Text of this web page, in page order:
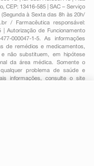
CEP: 13416-585 | SAC – Serviço
à Sexta das 8h às 20h/
/ Farmacêutica responsável:
| Autorização de Funcionamento
000047-1-5. As informações
de remédios e medicamentos,
não substituem, em hipótese
da área médica. Somente o
problema de saúde e
informações, consulte o site